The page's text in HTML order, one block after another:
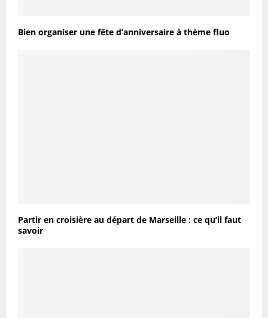
Bien organiser une fête d’anniversaire à thème fluo
Partir en croisière au départ de Marseille : ce qu’il faut
savoir